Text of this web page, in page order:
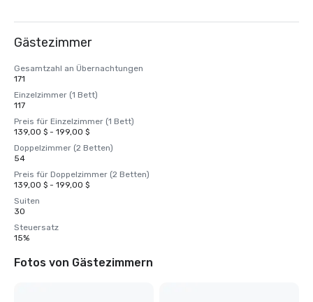
Gästezimmer
Gesamtzahl an Übernachtungen
171
Einzelzimmer (1 Bett)
117
Preis für Einzelzimmer (1 Bett)
139,00 $ - 199,00 $
Doppelzimmer (2 Betten)
54
Preis für Doppelzimmer (2 Betten)
139,00 $ - 199,00 $
Suiten
30
Steuersatz
15%
Fotos von Gästezimmern